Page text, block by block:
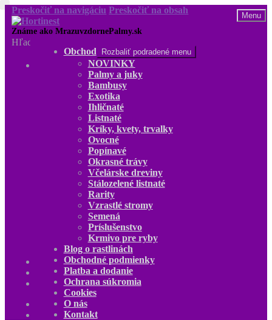
Preskočiť na navigáciu Preskočiť na obsah
Hľadať:
Menu
NOVINKY
Palmy a juky
Bambusy
Exotika
Ihličnaté
Listnaté
Kríky, kvety, trvalky
Ovocné
Popínavé
Okrasné trávy
Včelárske dreviny
Stálozelené listnaté
Rarity
Vzrastlé stromy
Semená
Príslušenstvo
Krmivo pre ryby
Blog o rastlinách
O nás
Kontakt
Obchod Rozbaliť podradené menu
NOVINKY
Palmy a juky
Bambusy
Exotika
Ihličnaté
Listnaté
Kríky, kvety, trvalky
Ovocné
Popínavé
Okrasné trávy
Včelárske dreviny
Stálozelené listnaté
Rarity
Vzrastlé stromy
Semená
Príslušenstvo
Krmivo pre ryby
Blog o rastlinách
Obchodné podmienky
Platba a dodanie
Ochrana súkromia
Cookies
O nás
Kontakt
€ 0 produktov